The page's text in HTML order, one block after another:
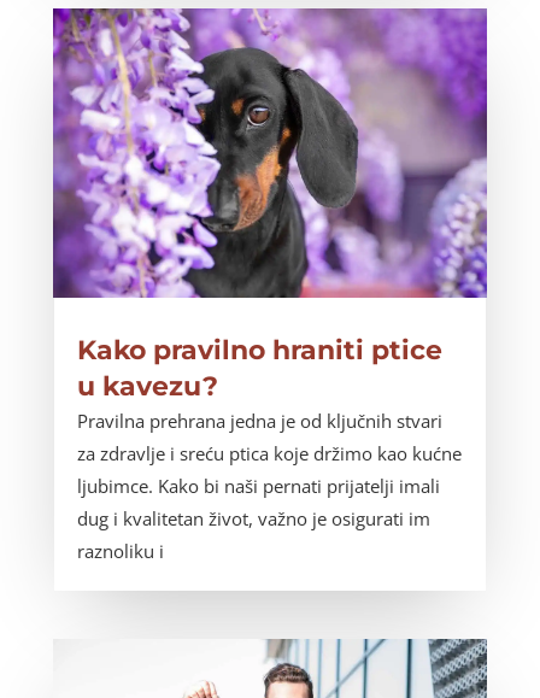
Kako pravilno hraniti ptice
u kavezu?
Pravilna prehrana jedna je od ključnih stvari
za zdravlje i sreću ptica koje držimo kao kućne
ljubimce. Kako bi naši pernati prijatelji imali
dug i kvalitetan život, važno je osigurati im
raznoliku i